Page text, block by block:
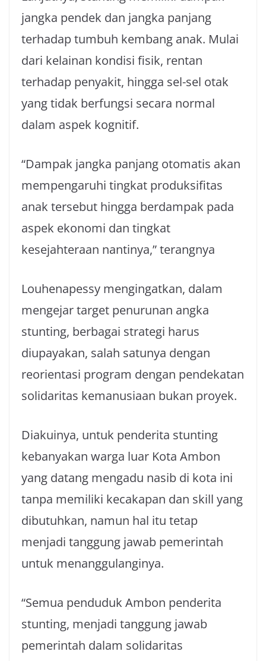
jangka pendek dan jangka panjang
terhadap tumbuh kembang anak. Mulai
dari kelainan kondisi fisik, rentan
terhadap penyakit, hingga sel-sel otak
yang tidak berfungsi secara normal
dalam aspek kognitif.
“Dampak jangka panjang otomatis akan
mempengaruhi tingkat produksifitas
anak tersebut hingga berdampak pada
aspek ekonomi dan tingkat
kesejahteraan nantinya,” terangnya
Louhenapessy mengingatkan, dalam
mengejar target penurunan angka
stunting, berbagai strategi harus
diupayakan, salah satunya dengan
reorientasi program dengan pendekatan
solidaritas kemanusiaan bukan proyek.
Diakuinya, untuk penderita stunting
kebanyakan warga luar Kota Ambon
yang datang mengadu nasib di kota ini
tanpa memiliki kecakapan dan skill yang
dibutuhkan, namun hal itu tetap
menjadi tanggung jawab pemerintah
untuk menanggulanginya.
“Semua penduduk Ambon penderita
stunting, menjadi tanggung jawab
pemerintah dalam solidaritas